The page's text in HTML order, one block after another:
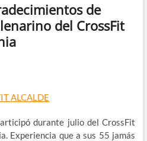
de
del CrossFit
durante julio del CrossFit
Experiencia que a sus 55 jamás